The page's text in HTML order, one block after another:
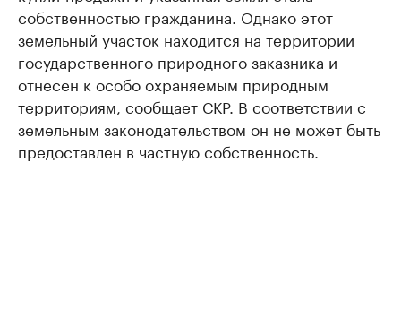
собственностью гражданина. Однако этот
земельный участок находится на территории
государственного природного заказника и
отнесен к особо охраняемым природным
территориям, сообщает СКР. В соответствии с
земельным законодательством он не может быть
предоставлен в частную собственность.